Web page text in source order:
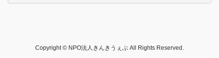
Copyright © NPO法人きんきうぇぶ All Rights Reserved.